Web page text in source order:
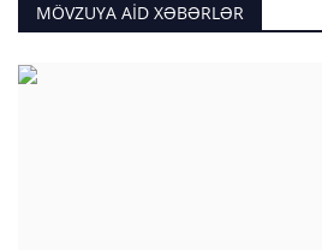
MÖVZUYA AID XƏBƏRLƏR